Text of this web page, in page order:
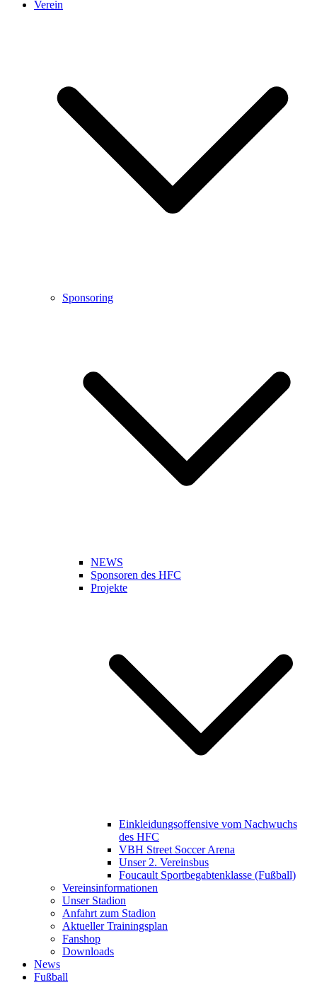
Verein
Sponsoring
NEWS
Sponsoren des HFC
Projekte
Einkleidungsoffensive vom Nachwuchs
des HFC
VBH Street Soccer Arena
Unser 2. Vereinsbus
Foucault Sportbegabtenklasse (Fußball)
Vereinsinformationen
Unser Stadion
Anfahrt zum Stadion
Aktueller Trainingsplan
Fanshop
Downloads
News
Fußball